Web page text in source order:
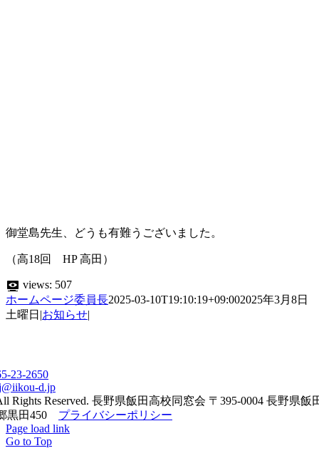
御堂島先生、どうも有難うございました。
（高18回 HP 高田）
views: 507
ホームページ委員長2025-03-10T19:10:19+09:002025年3月8日
土曜日 |お知らせ|
23-2650
d.jp
Rights Reserved. 長野県飯田高校同窓会 〒395-0004 長野県飯
黒田450 プライバシーポリシー
Page load link
Go to Top